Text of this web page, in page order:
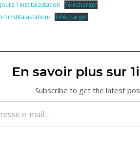
1institalastation Télécharger
1institalastation- Télécharger
En savoir plus sur
Subscribe to get the latest
e-mail…